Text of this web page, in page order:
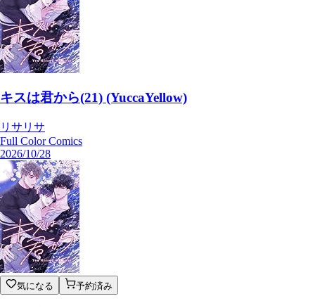
キスは君から(21) (YuccaYellow)
リサリサ
Full Color Comics
2026/10/28
気になる 予約済み